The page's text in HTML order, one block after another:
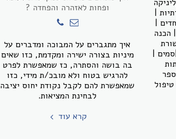
|
|
הכנה
|
ופחות לאזהרה והפחדה ?
איך מתגברים על המבוכה ומדברים על
מיניות בצורה ישירה ומקדמת, כזו שאים
בה בושה והסתרה, כז שמאפשרת לפרט
להרגיש בטוח ולא מובכ/ת מידי, כזו
שמאפשרת להם לקבל נקודת יחוס יציבה
לבחינת המציאות.
קרא עוד